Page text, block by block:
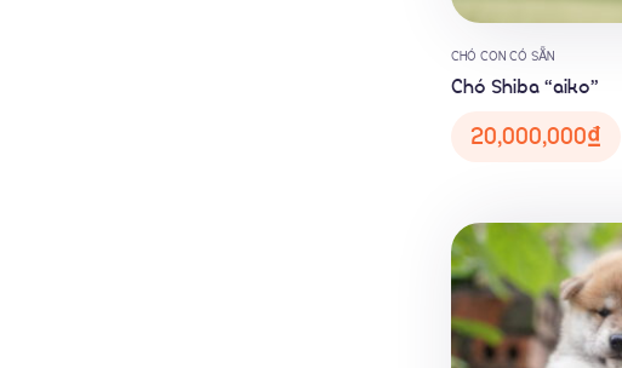
CHÓ CON CÓ SẴN
Chó Shiba “aiko”
20,000,000₫